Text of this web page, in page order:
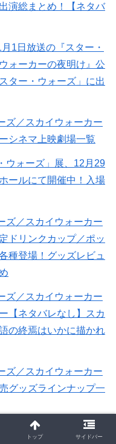
演総まとめ！【ネタバ
1日放送の『スター・
ォーカーの夜明け』公
ター・ウォーズ」に出
ズ／スカイウォーカー
シネマ上映劇場一覧
ウォーズ」展、12月29
ールにて開催中！入場
ズ／スカイウォーカー
ドリンクカップ／ポッ
種登場！グッズレビュ
ズ／スカイウォーカー
【ネタバレなし】スカ
の終焉はいかに描かれ
ズ／スカイウォーカー
グッズラインナップ一
ズ／スカイウォーカー
トップ サイドバー